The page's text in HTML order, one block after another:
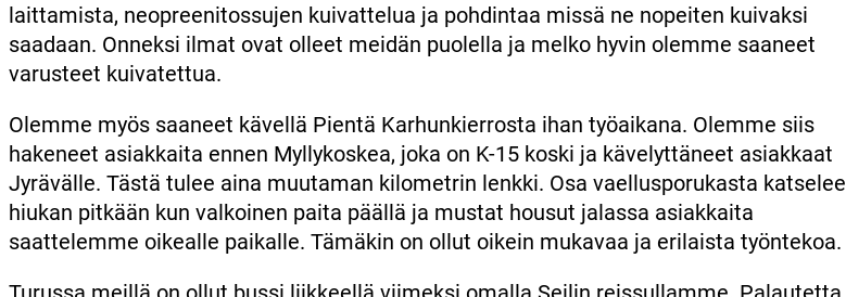
laittamista, neopreenitossujen kuivattelua ja pohdintaa missä ne nopeiten kuivaksi
saadaan. Onneksi ilmat ovat olleet meidän puolella ja melko hyvin olemme saaneet
varusteet kuivatettua.
Olemme myös saaneet kävellä Pientä Karhunkierrosta ihan työaikana. Olemme siis
hakeneet asiakkaita ennen Myllykoskea, joka on K-15 koski ja kävelyttäneet asiakkaat
Jyrävälle. Tästä tulee aina muutaman kilometrin lenkki. Osa vaellusporukasta katselee
hiukan pitkään kun valkoinen paita päällä ja mustat housut jalassa asiakkaita
saattelemme oikealle paikalle. Tämäkin on ollut oikein mukavaa ja erilaista työntekoa.